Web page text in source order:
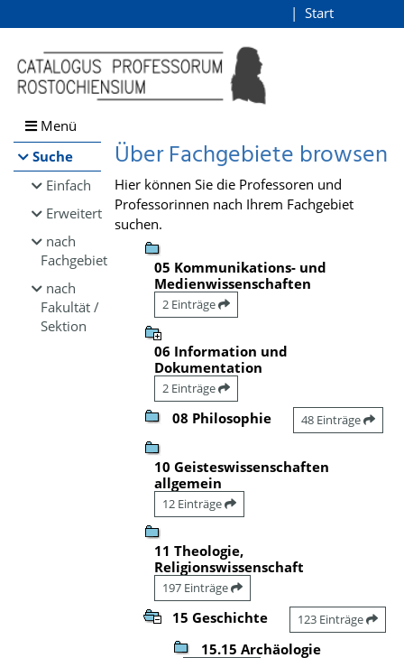
Browsen
direkt zum Inhalt
Start
Menü
Suche
Einfach
Erweitert
nach
Fachgebiet
nach
Fakultät /
Sektion
Über Fachgebiete browsen
Hier können Sie die Professoren und
Professorinnen nach Ihrem Fachgebiet
suchen.
05 Kommunikations- und
Medienwissenschaften
2 Einträge
06 Information und
Dokumentation
2 Einträge
08 Philosophie 48 Einträge
10 Geisteswissenschaften
allgemein
12 Einträge
11 Theologie,
Religionswissenschaft
197 Einträge
15 Geschichte 123 Einträge
15.15 Archäologie